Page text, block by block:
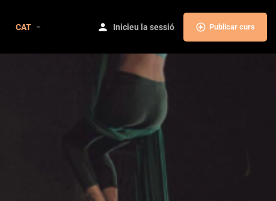
CAT Inicieu la sessió Publicar curs